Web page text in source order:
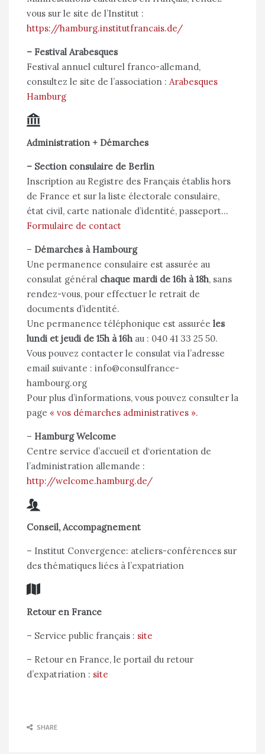
vous sur le site de l’Institut :
https://hamburg.institutfrancais.de/
– Festival Arabesques
Festival annuel culturel franco-allemand,
consultez le site de l’association : Arabesques
Hamburg
Administration + Démarches
– Section consulaire de Berlin
Inscription au Registre des Français établis hors
de France et sur la liste électorale consulaire,
état civil, carte nationale d’identité, passeport…
Formulaire de contact
– Démarches à Hambourg
Une permanence consulaire est assurée au
consulat général chaque mardi de 16h à 18h, sans
rendez-vous, pour effectuer le retrait de
documents d’identité.
Une permanence téléphonique est assurée les
lundi et jeudi de 15h à 16h au : 040 41 33 25 50.
Vous pouvez contacter le consulat via l’adresse
email suivante : info@consulfrance-
hambourg.org
Pour plus d’informations, vous pouvez consulter la
page « vos démarches administratives ».
– Hamburg Welcome
Centre service d’accueil et d‘orientation de
l’administration allemande :
http://welcome.hamburg.de/
Conseil, Accompagnement
– Institut Convergence: ateliers-conférences sur
des thématiques liées à l’expatriation
Retour en France
– Service public français : site
– Retour en France, le portail du retour
d’expatriation : site
SHARE